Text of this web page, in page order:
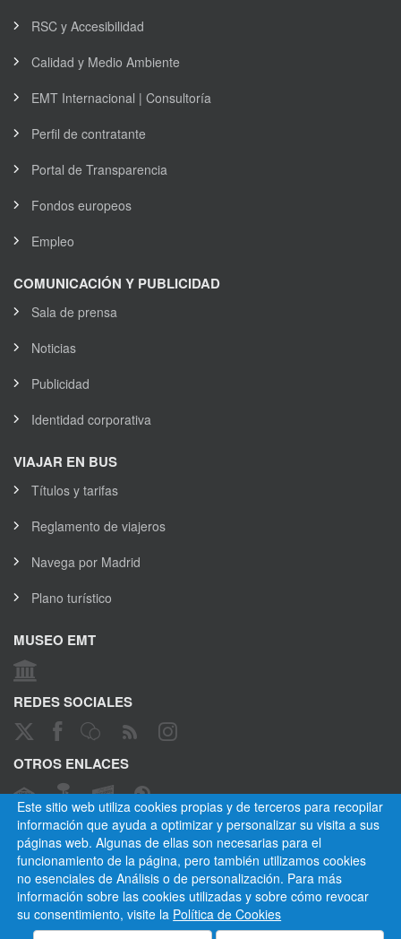
Este sitio web utiliza cookies propias y de terceros para recopilar
información que ayuda a optimizar y personalizar su visita a sus
páginas web. Algunas de ellas son necesarias para el
funcionamiento de la página, pero también utilizamos cookies
no esenciales de Análisis o de personalización. Para más
información sobre las cookies utilizadas y sobre cómo revocar
su consentimiento, visite la Política de Cookies
RSC y Accesibilidad
Calidad y Medio Ambiente
EMT Internacional | Consultoría
Perfil de contratante
Portal de Transparencia
Fondos europeos
Empleo
COMUNICACIÓN Y PUBLICIDAD
Sala de prensa
Noticias
Publicidad
Identidad corporativa
VIAJAR EN BUS
Títulos y tarifas
Reglamento de viajeros
Navega por Madrid
Plano turístico
MUSEO EMT
REDES SOCIALES
OTROS ENLACES
CANAL ÉTICO
Empresa Municipal de Transportes de Madrid, S. A.